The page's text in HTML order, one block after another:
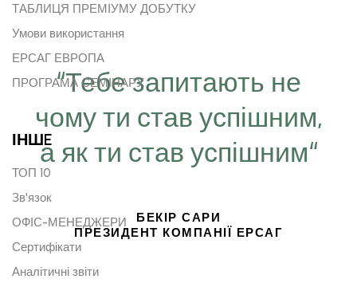
“Тебе запитають не
чому ти став успішним,
а як ти став успішним“
БЕКІР САРИ
ПРЕЗИДЕНТ КОМПАНІЇ ЕРСАГ
ТАБЛИЦЯ ПРЕМІУМУ ДОБУТКУ
Умови використання
ЕРСАГ ЕВРОПА
ПРОГРАМА СЕМІНАРУ
ІНШE
ТОП 10
Зв'язок
ОФІС-МЕНЕДЖЕРИ
Сертифікати
Аналітичні звіти